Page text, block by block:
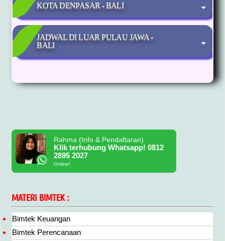
KOTA DENPASAR - BALI
JADWAL DI LUAR PULAU JAWA -
BALI
Rahma (Info & Pendaftaran)
Klik terhubung Whatsapp! 0812
2895 2027
Online!
MATERI BIMTEK :
Bimtek Keuangan
Bimtek Perencanaan